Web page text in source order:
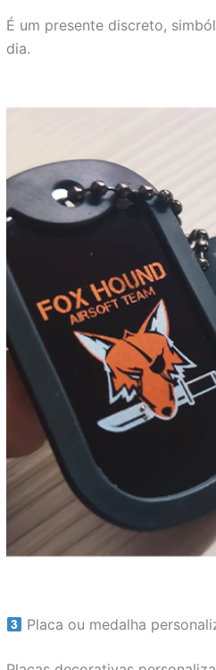
É um presente discreto,
dia.
Placa ou medalha